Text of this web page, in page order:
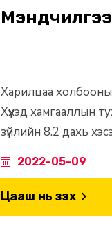
Мэндчилгээ
Харилцаа
Хүүхэд хамгааллын
зүйлийн 8.2 дахь
хүүхдийн хөгжил, эрүүл
төлөвшилд сөрөг
мэдээ, мэдээлэл,
сүлжээнээс хүүхдийг
2022-05-09
Цааш нь үзэх